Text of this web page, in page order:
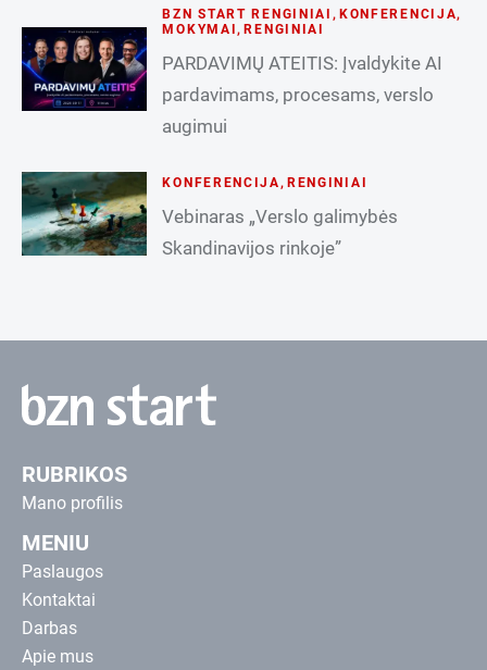
BZN START RENGINIAI , KONFERENCIJA,
MOKYMAI ,RENGINIAI
PARDAVIMŲ ATEITIS: Įvaldykite AI
pardavimams, procesams, verslo
augimui
KONFERENCIJA , RENGINIAI
Vebinaras „Verslo galimybės
Skandinavijos rinkoje”
RUBRIKOS
Mano profilis
MENIU
Paslaugos
Kontaktai
Darbas
Apie mus